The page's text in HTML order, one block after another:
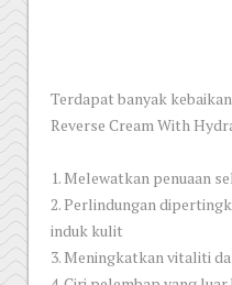
Terdapat banyak
Reverse Cream With
1. Melewatkan penuaan
2. Perlindungan
induk kulit
3. Meningkatkan vitaliti